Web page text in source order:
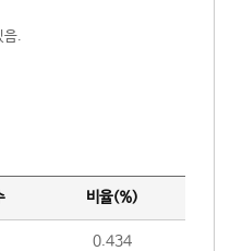
음.
비율(%)
0.434